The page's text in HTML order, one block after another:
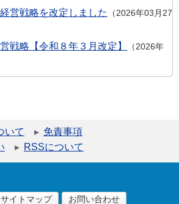
営戦略を改定しました
2026年03月27
戦略【令和８年３月改定】
2026年
いて
免責事項
RSSについて
サイトマップ お問い合わせ